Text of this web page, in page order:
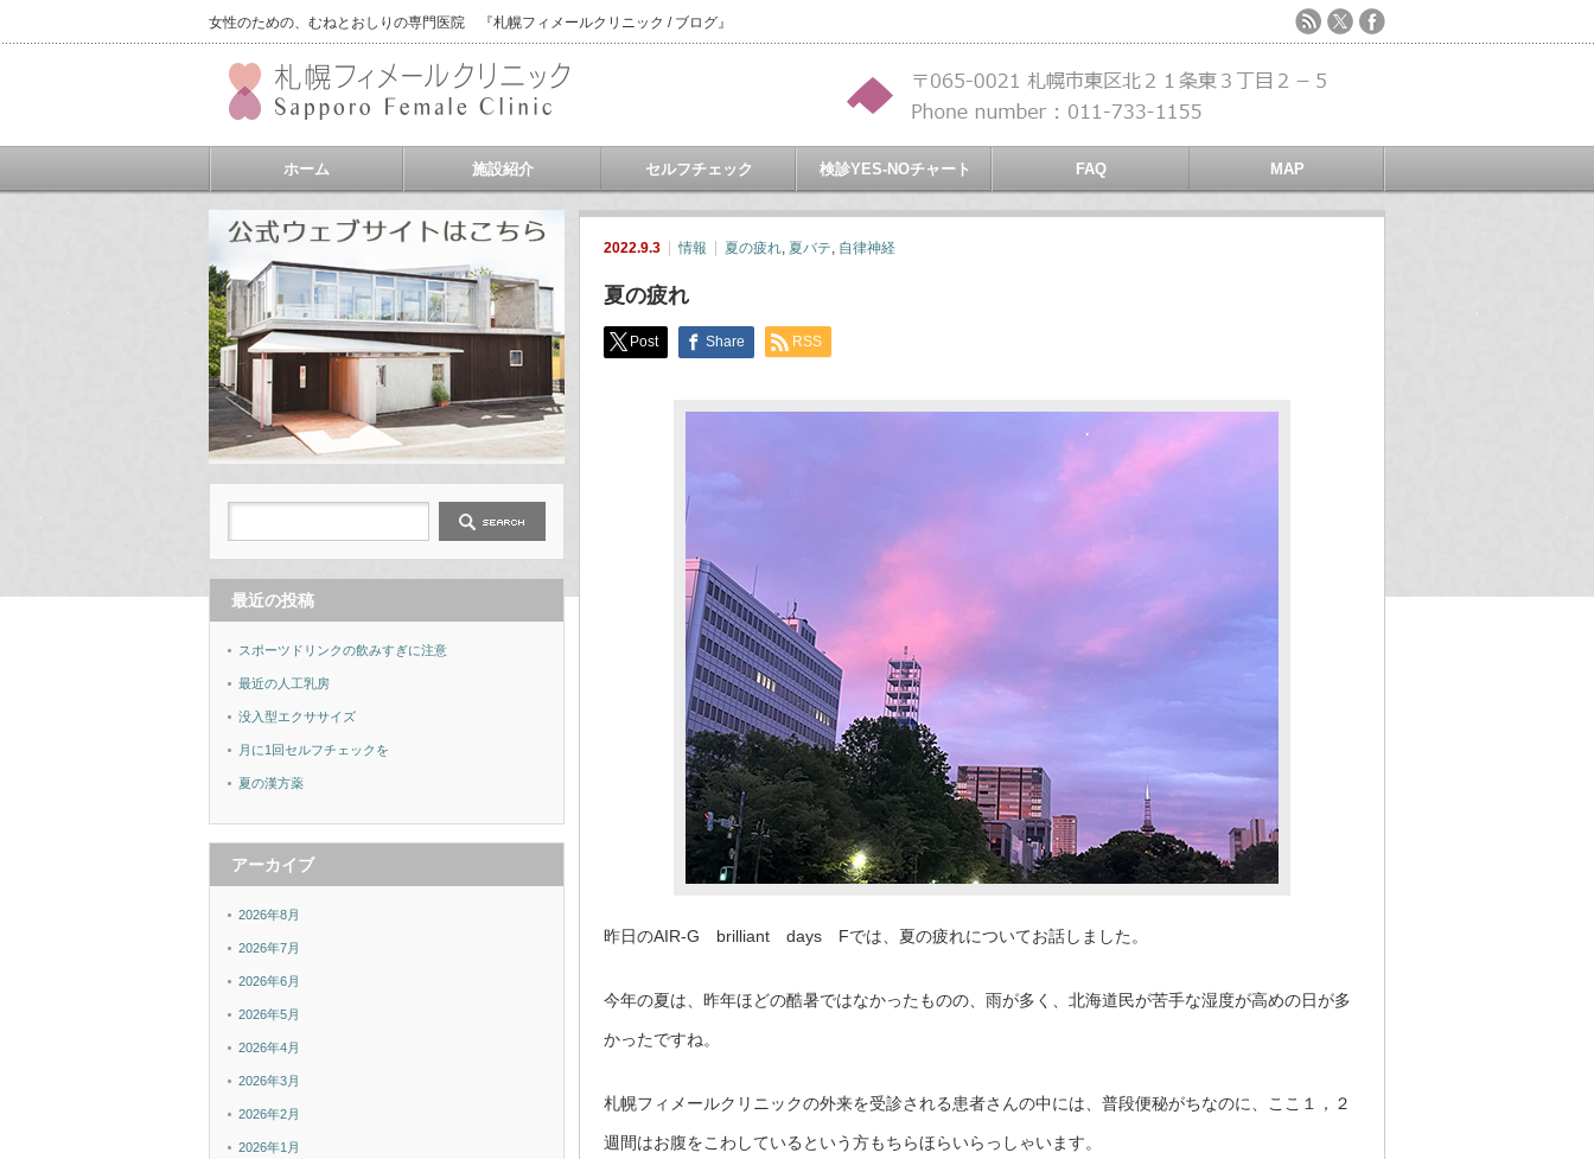
女性のための、むねとおしりの専門医院 『札幌フィメールクリニック / ブログ』
ホーム 施設紹介 セルフチェック 検診YES-NOチャート FAQ MAP
2022.9.3 情報 夏の疲れ, 夏バテ, 自律神経
夏の疲れ
Post Share RSS
昨日のAIR-G brilliant days Fでは、夏の疲れについてお話しました。
今年の夏は、昨年ほどの酷暑ではなかったものの、雨が多く、北海道民が苦手な湿度が高めの日が多
かったですね。
札幌フィメールクリニックの外来を受診される患者さんの中には、普段便秘がちなのに、ここ１，２
週間はお腹をこわしているという方もちらほらいらっしゃいます。
最近の投稿
スポーツドリンクの飲みすぎに注意
最近の人工乳房
没入型エクササイズ
月に1回セルフチェックを
夏の漢方薬
アーカイブ
2026年8月
2026年7月
2026年6月
2026年5月
2026年4月
2026年3月
2026年2月
2026年1月